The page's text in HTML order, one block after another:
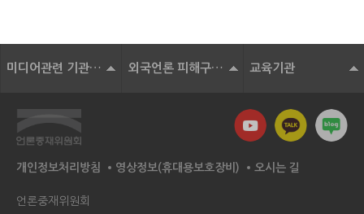
미디어관련 기관 및 단체 외국언론 피해구제기구 교육기관
개인정보처리방침 영상정보(휴대용보호장비) 오시는 길
언론중재위원회